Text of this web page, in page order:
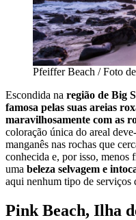
Pfeiffer Beach / Foto
Escondida na região de Big
famosa pelas suas areias
maravilhosamente com as
coloração única do areal
manganês nas rochas que
conhecida e, por isso, menos
uma beleza selvagem e
aqui nenhum tipo de serviços
Pink Beach, Ilha